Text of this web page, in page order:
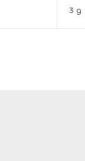
3 g